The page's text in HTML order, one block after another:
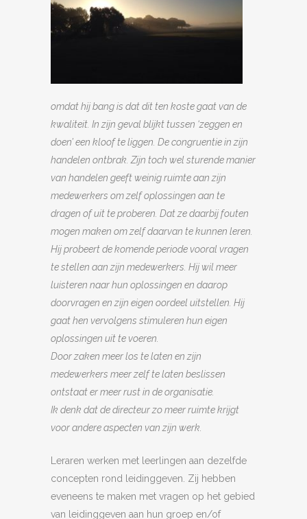
omdat hij bang is dat dit ten koste gaat van de
kwaliteit. In zijn geval blijkt tussen ‘zeggen en
doen’ een kloof te liggen. De congruentie in zijn
handelen ontbrak. Zijn toch wel sturende manier
van handelen geeft weinig ruimte aan zijn
medewerkers om zelf oplossingen aan te
dragen of uit te proberen. Dat ze daarbij fouten
mogen maken om zelf daarvan te kunnen leren.
Hij probeert de komende periode vooral vragen
te stellen aan zijn medewerkers. Hij wil meer
luisteren naar hun oplossingen en daarop
doorvragen en zijn eigen oordeel uitstellen. Hij
gaat hen vervolgens stimuleren hun eigen
oplossingen uit te voeren.
Door zaken meer los te laten en zijn
medewerkers meer zelf te laten beslissen
ontstaat er meer rust in de organisatie.
Ik denk dat de directeur zomeer ruimte krijgt
voor andere aspecten van zijn werk.
Leraren werken met leerlingen aan dezelfde
concepten rond leidinggeven. Zij hebben
eveneens te maken met vragen op het gebied
van leidinggeven aan hun groep en/of